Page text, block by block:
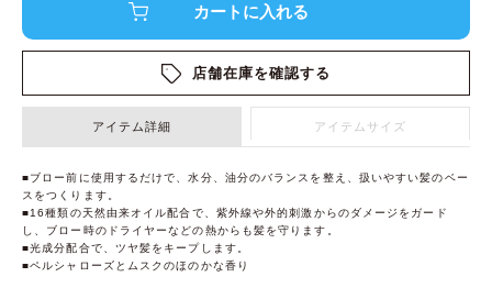
店舗在庫を確認する
アイテム詳細 アイテムサイズ
■ブロー前に使用するだけで、水分、油分のバランスを整え、扱いやすい髪のベー
スをつくります。
■16種類の天然由来オイル配合で、紫外線や外的刺激からのダメージをガード
し、ブロー時のドライヤーなどの熱からも髪を守ります。
■光成分配合で、ツヤ髪をキープします。
■ペルシャローズとムスクのほのかな香り